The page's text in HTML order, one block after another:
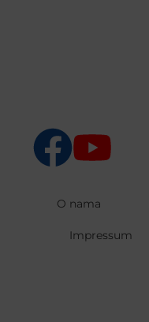
O nama
Impressum